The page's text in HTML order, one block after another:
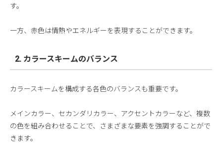
す。
一方、赤色は情熱やエネルギーを表現することができます。
2. カラースキームのバランス
カラースキームを構成する各色のバランスも重要です。
メインカラー、セカンダリカラー、アクセントカラーなど、複数
の色を組み合わせることで、さまざまな要素を強調することがで
きます。